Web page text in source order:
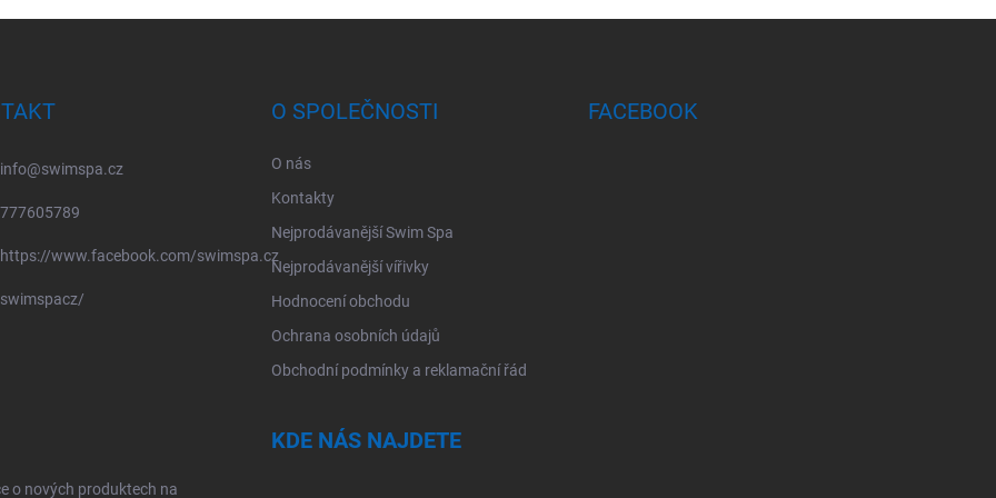
info@swimspa.cz
777605789
https://www.facebook.com/swimspa.cz
swimspacz/
O SPOLEČNOSTI
O nás
Kontakty
Nejprodávanější Swim Spa
Nejprodávanější vířivky
Hodnocení obchodu
Ochrana osobních údajů
Obchodní podmínky a reklamační řád
FACEBOOK
o nových produktech na
KDE NÁS NAJDETE